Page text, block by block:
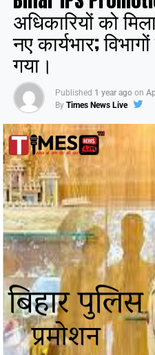
Like this:
अधिकारियों को
नए कार्यभार;
गया।
Published 1 year ago on
By Times News Live